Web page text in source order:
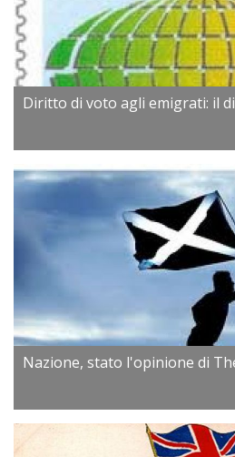
Diritto di voto agli emigrati: il
Nazione, stato l'opinione di